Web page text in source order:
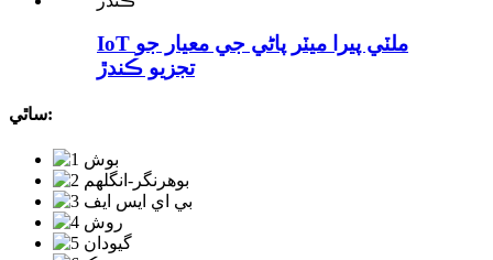
IoT ملٽي پيرا ميٽر پاڻي جي معيار جو
تجزيو ڪندڙ
ساٿي: